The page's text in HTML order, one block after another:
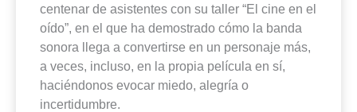
centenar de asistentes con su taller “El cine en el
oído”, en el que ha demostrado cómo la banda
sonora llega a convertirse en un personaje más,
a veces, incluso, en la propia película en sí,
haciéndonos evocar miedo, alegría o
incertidumbre.